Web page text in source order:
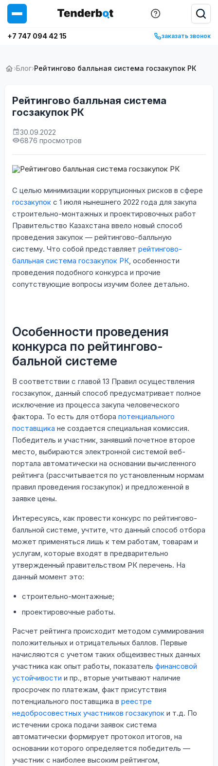
+7 747 094 42 15 заказать звонок
›Блог›Рейтингово балльная система госзакупок РК
Рейтингово балльная система
госзакупок РК
30.09.2022
6876 просмотров
С целью минимизации коррупционных рисков в сфере
госзакупок с 1 июля нынешнего 2022 года для закупа
строительно-монтажных и проектировочных работ
Правительство Казахстана ввело новый способ
проведения закупок — рейтингово-балльную
систему. Что собой представляет рейтингово-
балльная система госзакупок РК, особенности
проведения подобного конкурса и прочие
сопутствующие вопросы изучим более детально.
Особенности проведения
конкурса по рейтингово-
бальной системе
В соответствии с главой 13 Правил осуществления
госзакупок, данный способ предусматривает полное
исключение из процесса закупа человеческого
фактора. То есть для отбора потенциального
поставщика не создается специальная комиссия.
Победитель и участник, занявший почетное второе
место, выбираются электронной системой веб-
портала автоматически на основании вычисленного
рейтинга (рассчитывается по установленным нормам
правил проведения госзакупок) и предложенной в
заявке цены.
Интересуясь, как провести конкурс по рейтингово-
балльной системе, учтите, что данный способ отбора
может применяться лишь к тем работам, товарам и
услугам, которые входят в предварительно
утвержденный правительством РК перечень. На
данный момент это:
строительно-монтажные;
проектировочные работы.
Расчет рейтинга происходит методом суммирования
положительных и отрицательных баллов. Первые
начисляются с учетом таких общеизвестных данных
участника как опыт работы, показатель финансовой
устойчивости и пр., вторые учитывают наличие
просрочек по платежам, факт присутствия
потенциального поставщика в реестре
недобросовестных участников госзакупок и т.д. По
истечении срока подачи заявок система
автоматически формирует протокол итогов, на
основании которого определяется победитель —
участник с наиболее высоким рейтингом,